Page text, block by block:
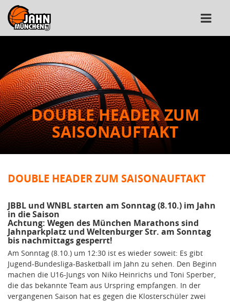
DOUBLE HEADER ZUM
SAISONAUFTAKT
DOUBLE HEADER ZUM SAISONAUFTAKT
JBBL und WNBL starten am Sonntag (8.10.) im Jahn
in die Saison
Achtung: Wegen des München Marathons sind
Jahnparkplatz und Weltenburger Str. am Sonntag
bis nachmittags gesperrt!
Am Sonntag (8.10.) um 12:30 ist es wieder soweit: Es gibt
Jugend-Bundesliga-Basketball im Jahn zu sehen. Den Beginn
machen die U16-Jungs von Niko Heinrichs und Toni Sperber,
die das bekannte Team aus Urspring empfangen. In der
vergangenen Saison hat es gegen die Klosterschüler zwei